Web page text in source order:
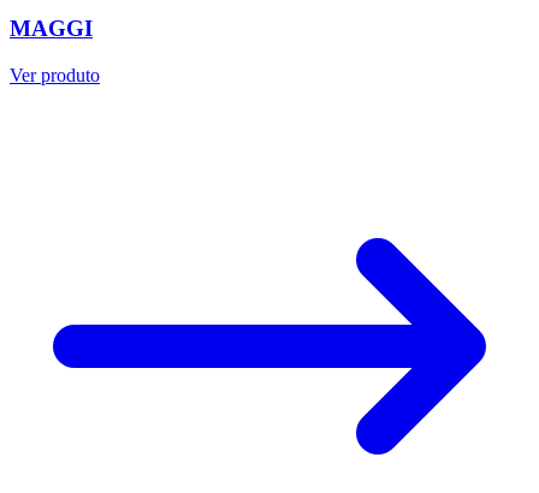
MAGGI
Ver produto